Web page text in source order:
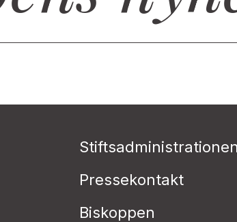
Stiftsadministrationen
Pressekontakt
Biskoppen